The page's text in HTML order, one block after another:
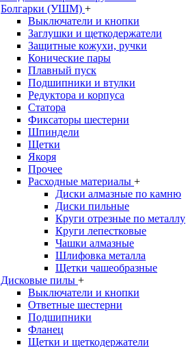
Болгарки (УШМ) +
Выключатели и кнопки
Заглушки и щеткодержатели
Защитные кожухи, ручки
Конические пары
Плавный пуск
Подшипники и втулки
Редуктора и корпуса
Статора
Фиксаторы шестерни
Шпиндели
Щетки
Якоря
Прочее
Расходные материалы +
Диски алмазные по камню
Диски пильные
Круги отрезные по металлу
Круги лепестковые
Чашки алмазные
Шлифовка металла
Щетки чашеобразные
Дисковые пилы +
Выключатели и кнопки
Ответные шестерни
Подшипники
Фланец
Щетки и щеткодержатели